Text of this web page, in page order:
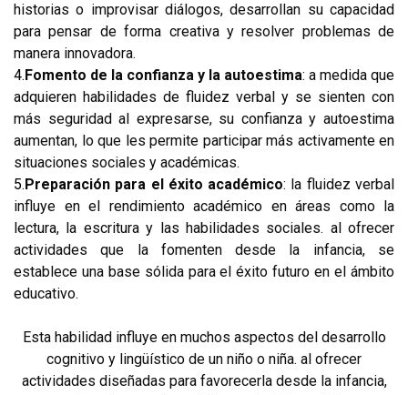
historias o improvisar diálogos, desarrollan su capacidad
para pensar de forma creativa y resolver problemas de
manera innovadora.
4.Fomento de la confianza y la autoestima: a medida que
adquieren habilidades de fluidez verbal y se sienten con
más seguridad al expresarse, su confianza y autoestima
aumentan, lo que les permite participar más activamente en
situaciones sociales y académicas.
5.Preparación para el éxito académico: la fluidez verbal
influye en el rendimiento académico en áreas como la
lectura, la escritura y las habilidades sociales. al ofrecer
actividades que la fomenten desde la infancia, se
establece una base sólida para el éxito futuro en el ámbito
educativo.
Esta habilidad influye en muchos aspectos del desarrollo
cognitivo y lingüístico de un niño o niña. al ofrecer
actividades diseñadas para favorecerla desde la infancia,